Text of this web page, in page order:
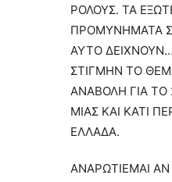
ΡΟΛΟΥΣ. ΤΑ
ΠΡΟΜΥΝΗΜΑΤΑ
ΑΥΤΟ
ΣΤΙΓΜΗΝ ΤΟ
ΑΝΑΒΟΛΗ ΓΙΑ
ΜΙΑΣ ΚΑΙ ΚΑΤΙ
ΕΛΛΑΔΑ.
ΑΝΑΡΩΤΙΕΜΑΙ ΑΝ